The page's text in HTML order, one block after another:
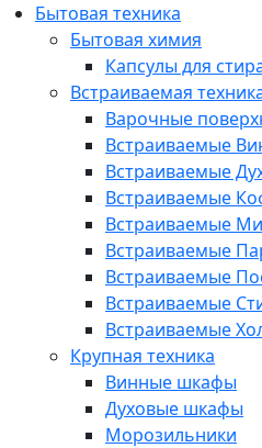
Бытовая техника
Бытовая химия
Капсулы для
Встраиваемая
Варочные
Встраиваемые
Встраиваемые
Встраиваемые
Встраиваемые
Встраиваемые
Встраиваемые
Встраиваемые
Встраиваемые
Крупная техника
Винные шкафы
Духовые шкафы
Морозильники